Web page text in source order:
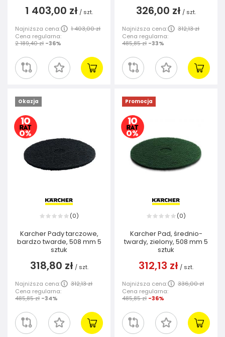
1 403,00 zł / szt.
Najniższa cena:
1 403,00 zł
Cena regularna:
2 189,40 zł -36%
326,00 zł / szt.
Najniższa cena:
312,13 zł
Cena regularna:
485,85 zł -33%
Okazja
(0)
Karcher Pady tarczowe,
bardzo twarde, 508 mm 5
sztuk
318,80 zł / szt.
Najniższa cena:
312,13 zł
Cena regularna:
485,85 zł -34%
Promocja
(0)
Karcher Pad, średnio-
twardy, zielony, 508 mm 5
sztuk
312,13 zł / szt.
Najniższa cena:
336,00 zł
Cena regularna:
485,85 zł -36%